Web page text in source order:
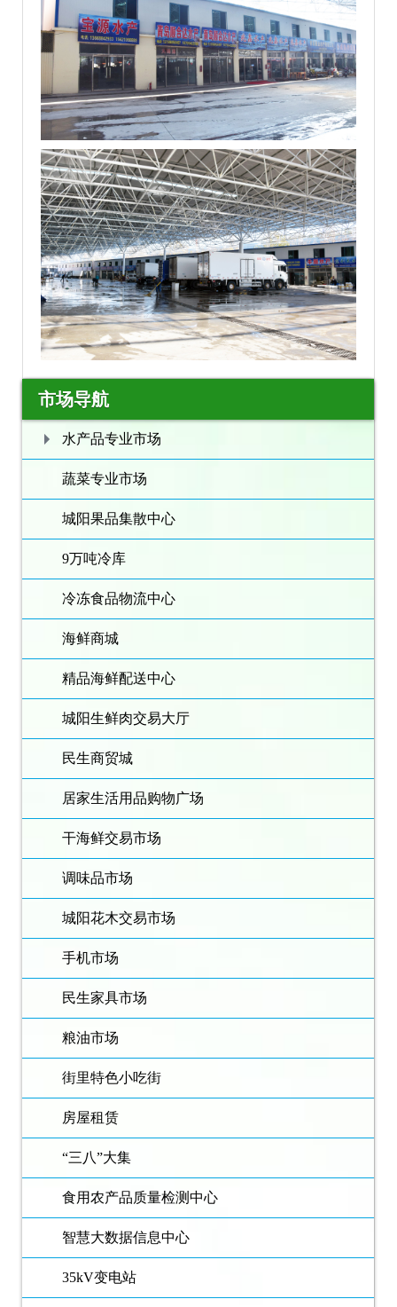
市场导航
水产品专业市场
蔬菜专业市场
城阳果品集散中心
9万吨冷库
冷冻食品物流中心
海鲜商城
精品海鲜配送中心
城阳生鲜肉交易大厅
民生商贸城
居家生活用品购物广场
干海鲜交易市场
调味品市场
城阳花木交易市场
手机市场
民生家具市场
粮油市场
街里特色小吃街
房屋租赁
“三八”大集
食用农产品质量检测中心
智慧大数据信息中心
35kV变电站